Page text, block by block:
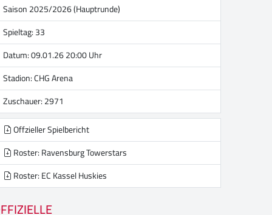
Saison 2025/2026 (Hauptrunde)
Spieltag: 33
Datum: 09.01.26 20:00 Uhr
Stadion:CHG Arena
Zuschauer: 2971
Offzieller Spielbericht
Roster: Ravensburg Towerstars
Roster: EC Kassel Huskies